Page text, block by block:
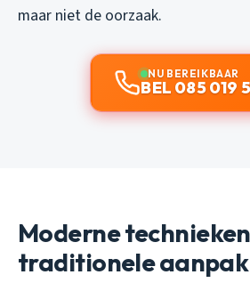
maar niet de oorzaak.
NU BEREIKBAAR
BEL 085 019
Moderne
traditionele aanpak